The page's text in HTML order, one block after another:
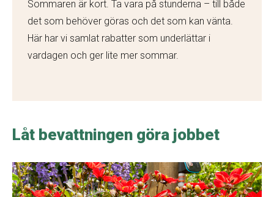
Sommaren är kort. Ta vara på stunderna – till både
det som behöver göras och det som kan vänta.
Här har vi samlat rabatter som underlättar i
vardagen och ger lite mer sommar.
Låt bevattningen göra jobbet